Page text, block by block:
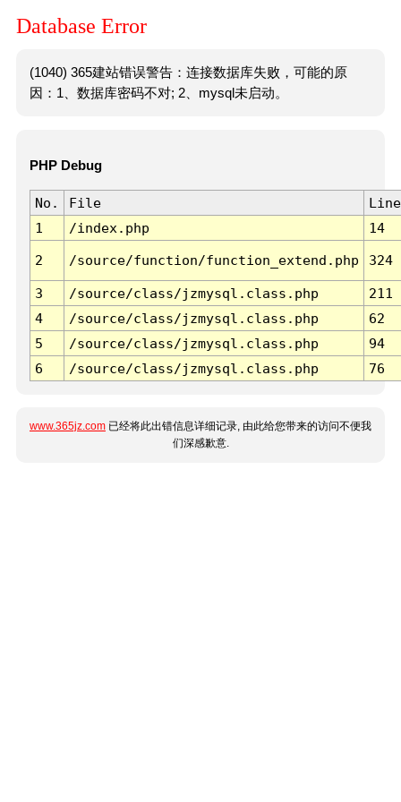
Database Error
(1040) 365建站错误警告：连接数据库失败，可能的原
因：1、数据库密码不对; 2、mysql未启动。
PHP Debug
No. File
Line
1
/index.php 14
2 /source/function/function_extend.php 324
3 /source/class/jzmysql.class.php
211
4
/source/class/jzmysql.class.php
62
5
/source/class/jzmysql.class.php
94
6
/source/class/jzmysql.class.php 76
www.365jz.com 已经将此出错信息详细记录, 由此给您带来的访问不便我
们深感歉意.